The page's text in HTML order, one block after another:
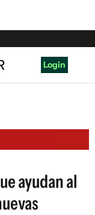
Login
ayudan al